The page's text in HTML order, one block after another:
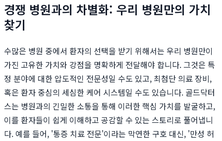
경쟁 병원과의 차별화: 우리 병원만의 가치
찾기
수많은 병원 중에서 환자의 선택을 받기 위해서는 우리 병원만이
가진 고유한 가치와 강점을 명확하게 전달해야 합니다. 그것은 특
정 분야에 대한 압도적인 전문성일 수도 있고, 최첨단 의료 장비,
혹은 환자 중심의 세심한 케어 시스템일 수도 있습니다. 골드닥터
스는 병원과의 긴밀한 소통을 통해 이러한 핵심 가치를 발굴하고,
이를 환자들이 쉽게 이해하고 공감할 수 있는 스토리로 풀어냅니
다. 예를 들어, '통증 치료 전문'이라는 막연한 구호 대신, '만성 허